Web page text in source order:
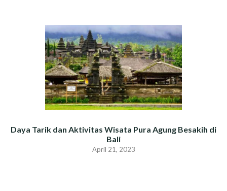
Daya Tarik dan Aktivitas Wisata Pura Agung Besakih di
Bali
April 21, 2023